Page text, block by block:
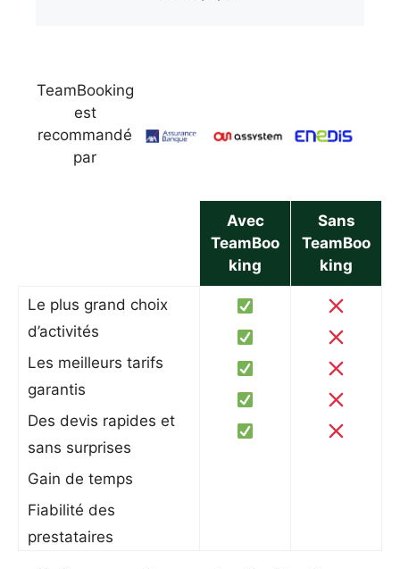
TeamBooking
est
recommandé
par
Avec
TeamBoo
king
Sans
TeamBoo
king
Le plus grand choix
d’activités
Les meilleurs tarifs
garantis
Des devis rapides et
sans surprises
Gain de temps
Fiabilité des
prestataires